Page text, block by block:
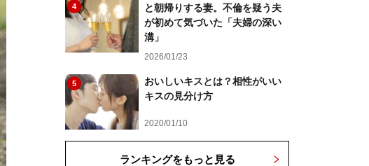
4
と朝帰りする妻。不倫を疑う夫
が初めて気づいた「夫婦の深い
溝」
2026/01/23
5
おいしいキスとは？相性がいい
キスの見分け方
2020/01/10
ランキングをもっと見る